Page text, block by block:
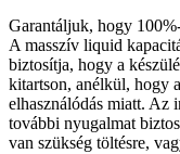
Garantáljuk, hogy
A masszív liquid
biztosítja, hogy a
kitartson, anélkül, hogy
elhasználódás miatt.
további nyugalmat
van szükség töltésre,